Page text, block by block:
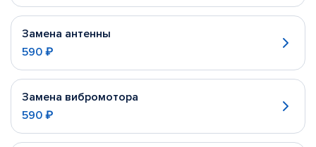
Замена антенны
590 ₽
Замена вибромотора
590 ₽